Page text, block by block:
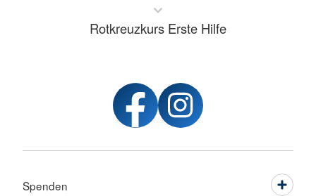
Rotkreuzkurs Erste Hilfe
Spenden